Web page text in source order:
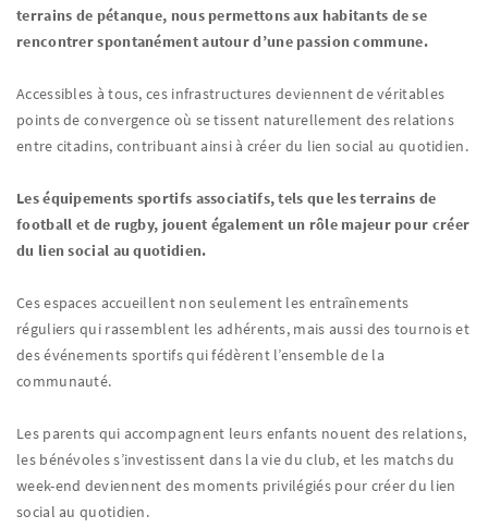
terrains de pétanque, nous permettons aux habitants de se
rencontrer spontanément autour d’une passion commune.
Accessibles à tous, ces infrastructures deviennent de véritables
points de convergence où se tissent naturellement des relations
entre citadins, contribuant ainsi à créer du lien social au quotidien.
Les équipements sportifs associatifs, tels que les terrains de
football et de rugby, jouent également un rôle majeur pour créer
du lien social au quotidien.
Ces espaces accueillent non seulement les entraînements
réguliers qui rassemblent les adhérents, mais aussi des tournois et
des événements sportifs qui fédèrent l’ensemble de la
communauté.
Les parents qui accompagnent leurs enfants nouent des relations,
les bénévoles s’investissent dans la vie du club, et les matchs du
week-end deviennent des moments privilégiés pour créer du lien
social au quotidien.